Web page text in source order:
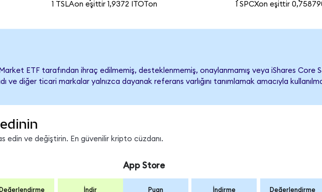
1 TSLAon eşittir 1,9372 ITOTon
1 SPCXon eşittir
ETF tarafından ihraç edilmemiş, desteklenmemiş, onaylanmamış veya iShares Core
ve diğer ticari markalar yalnızca dayanak referans varlığını tanımlamak amacıyla
edin ve değiştirin. En güvenilir kripto cüzdanı.
Değerlendirme İndir
App Store
Puan İndirme Değerlendirme